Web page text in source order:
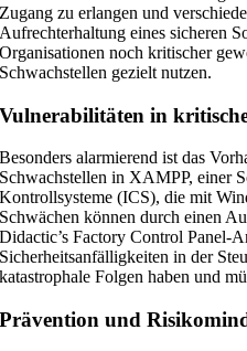
Zugang zu erlangen und
Aufrechterhaltung eines sicheren
Organisationen noch kritischer
Schwachstellen gezielt nutzen.
Vulnerabilitäten in
Besonders alarmierend ist das
Schwachstellen in XAMPP, einer
Kontrollsysteme (ICS), die mit
Schwächen können durch einen
Didactic’s Factory Control Panel-
Sicherheitsanfälligkeiten in der
katastrophale Folgen haben und
Prävention und